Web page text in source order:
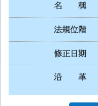
名 稱
法規位階
修正日期
沿 革